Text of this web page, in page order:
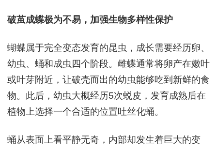
破茧成蝶极为不易，加强生物多样性保护
蝴蝶属于完全变态发育的昆虫，成长需要经历卵、
幼虫、蛹和成虫四个阶段。雌蝶通常将卵产在嫩叶
或叶芽附近，让破壳而出的幼虫能够吃到新鲜的食
物。此后，幼虫大概经历5次蜕皮，发育成熟后在
植物上选择一个合适的位置吐丝化蛹。
蛹从表面上看平静无奇，内部却发生着巨大的变